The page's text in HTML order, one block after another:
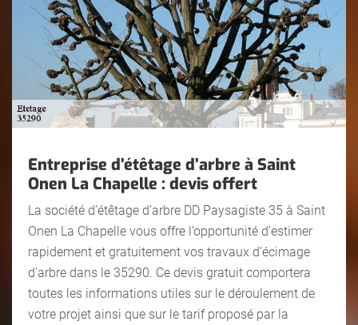
Entreprise d’étêtage d’arbre à Saint
Onen La Chapelle : devis offert
La société d’étêtage d’arbre DD Paysagiste 35 à Saint
Onen La Chapelle vous offre l’opportunité d’estimer
rapidement et gratuitement vos travaux d’écimage
d’arbre dans le 35290. Ce devis gratuit comportera
toutes les informations utiles sur le déroulement de
votre projet ainsi que sur le tarif proposé par la